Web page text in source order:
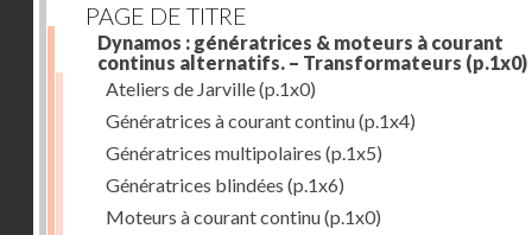
PAGE DE TITRE
Dynamos : génératrices & moteurs à courant
continus alternatifs. – Transformateurs (p.1x0)
Ateliers de Jarville(p.1x0)
Génératrices à courant continu(p.1x4)
Génératrices multipolaires (p.1x5)
Génératrices blindées (p.1x6)
Moteurs à courant continu(p.1x0)